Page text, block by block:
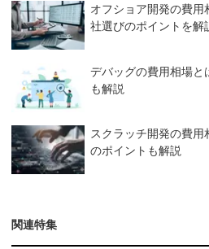
オフショア開発の費用
社選びのポイントを解
デバッグの費用相場と
も解説
スクラッチ開発の費
のポイントも解説
関連特集